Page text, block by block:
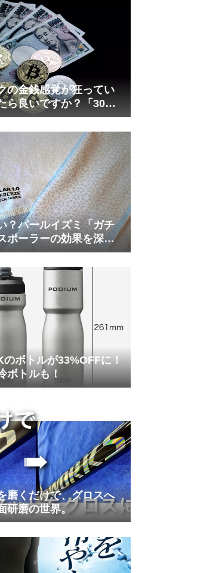
の金銭感覚が狂ってい
ら良いですか？「30万
正体
？パールイズミ「ガチ
ポーラーの効果を深部
で測ってみた
ボトルが33%OFFに！
ボトルも！
磨くだけで、グロスへ
研磨の世界。